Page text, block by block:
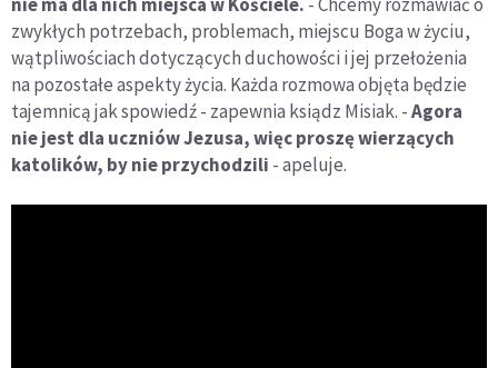
zwykłych potrzebach, problemach, miejscu Boga w życiu,
wątpliwościach dotyczących duchowości i jej przełożenia
na pozostałe aspekty życia. Każda rozmowa objęta będzie
tajemnicą jak spowiedź - zapewnia ksiądz Misiak. -Agora
nie jest dla uczniów Jezusa, więc proszę wierzących
katolików, by nie przychodzili - apeluje.